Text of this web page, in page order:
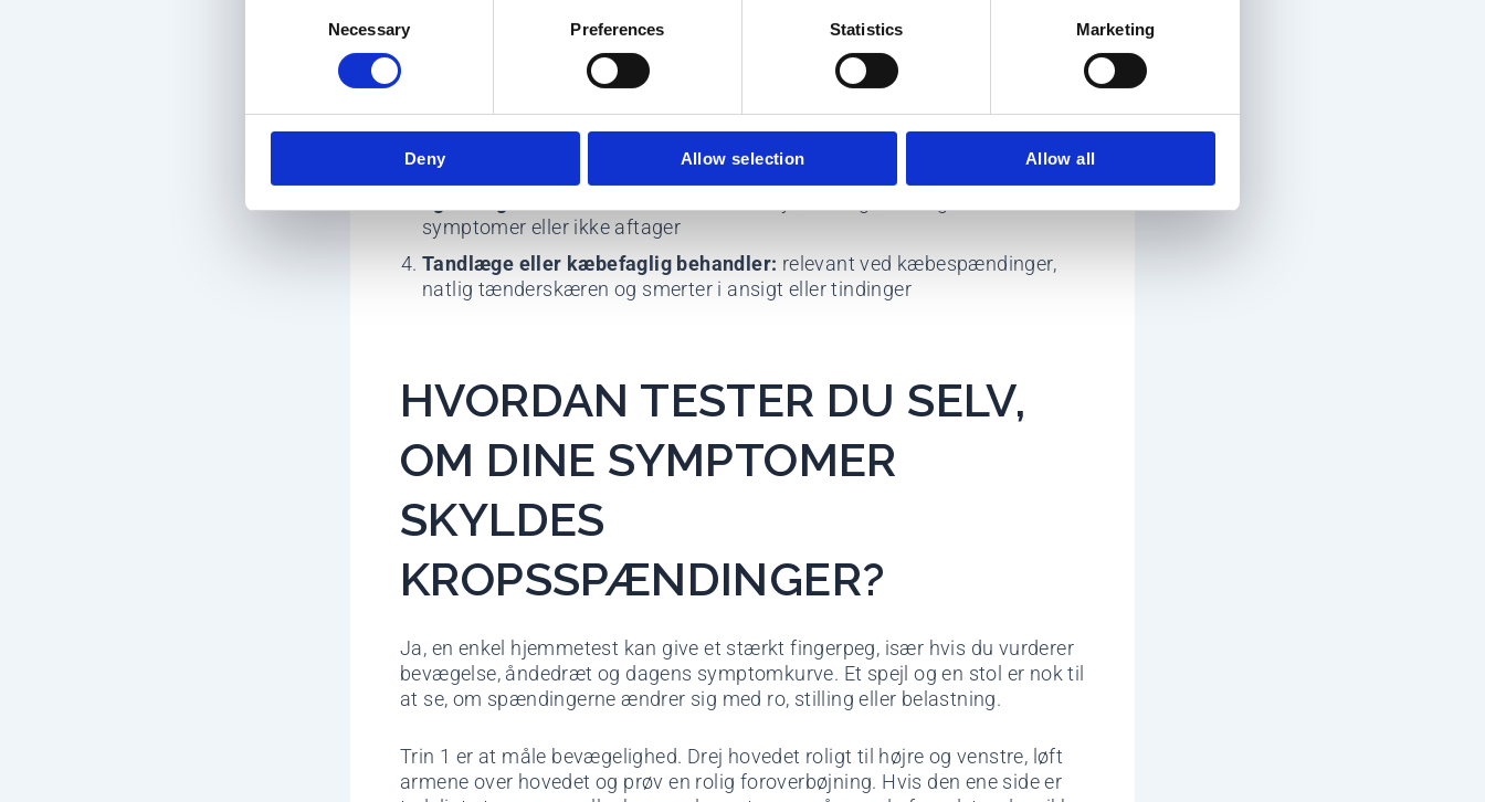
Necessary Preferences Statistics Marketing
Deny Allow selection Allow all
højere.
Fjorback Kropsterapi:
relevant ved kropsspændinger kombineret med
Fysioterapeutisk klinik:
relevant hvis du vil have funktionsundersøgelse,
øvelser og vurdering af led, muskler og belastning
symptomer eller ikke aftager
Tandlæge eller kæbefaglig behandler: relevant ved kæbespændinger,
natlig tænderskæren og smerter i ansigt eller tindinger
HVORDAN TESTER DU SELV,
OM DINE SYMPTOMER
SKYLDES
KROPSSPÆNDINGER?
Ja, en enkel hjemmetest kan give et stærkt fingerpeg, især hvis du vurderer
bevægelse, åndedræt og dagens symptomkurve. Et spejl og en stol er nok til
at se, om spændingerne ændrer sig med ro, stilling eller belastning.
Trin 1 er at måle bevægelighed. Drej hovedet roligt til højre og venstre, løft
armene over hovedet og prøv en rolig foroverbøjning. Hvis den ene side er